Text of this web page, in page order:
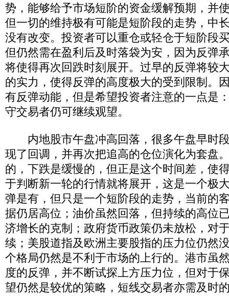
势，能够给予市场短阶的资金缓解预期，并
但一切的维持极有可能是短阶段的走势，中
没有改变。投资者可以重仓或轻仓于短阶段
但仍然需在盈利后及时落袋为安，因为反弹
将使得再次回跌时刻展开。过早的反弹将较
的实力，使得反弹的高度极大的受到限制。
有反弹动能，但是希望投资者注意的一点是
守交易者仍可继续观望。
内地股市午盘冲高回落，很多午盘早时
现了回调，并再次把追高的仓位演化为套盘
的，下跌是缓慢的，但正是这个时间差，使
于判断新一轮的行情就将展开，这是一个极
弹是有，但只是一个短阶段的走势，当前的
据仍居高位；油价虽然回落，但持续的高位
济增长的克制；政府货币政策仍未放松，对
续；美股道指及欧洲主要股指的压力位仍然
个格局仍然是不利于市场的上行的。港市虽
度的反弹，并不断试探上方压力位，但对于
望仍然是较优的策略，短线交易者亦需及时